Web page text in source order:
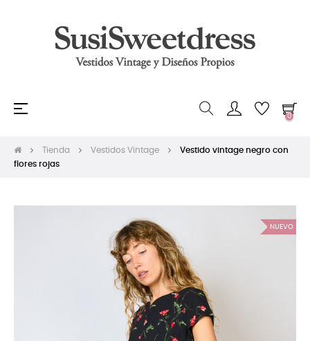
Navegación
☰
0
Tienda Vestidos Vintage
Vestido vintage negro con
flores rojas
NUEVO